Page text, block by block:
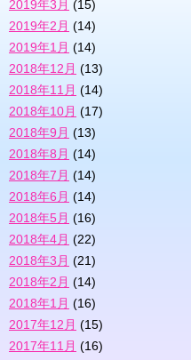
2019年3月 (15)
2019年2月 (14)
2019年1月 (14)
2018年12月 (13)
2018年11月 (14)
2018年10月 (17)
2018年9月 (13)
2018年8月 (14)
2018年7月 (14)
2018年6月 (14)
2018年5月 (16)
2018年4月 (22)
2018年3月 (21)
2018年2月 (14)
2018年1月 (16)
2017年12月 (15)
2017年11月 (16)